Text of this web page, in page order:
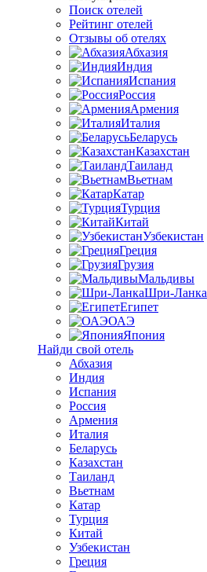
Поиск отелей
Рейтинг отелей
Отзывы об отелях
Абхазия
Индия
Испания
Россия
Армения
Италия
Беларусь
Казахстан
Таиланд
Вьетнам
Катар
Турция
Китай
Узбекистан
Греция
Грузия
Мальдивы
Шри-Ланка
Египет
ОАЭ
Япония
Найди свой отель
Абхазия
Индия
Испания
Россия
Армения
Италия
Беларусь
Казахстан
Таиланд
Вьетнам
Катар
Турция
Китай
Узбекистан
Греция